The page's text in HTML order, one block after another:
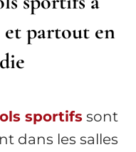
et partout en
sportifs sont
dans les salles